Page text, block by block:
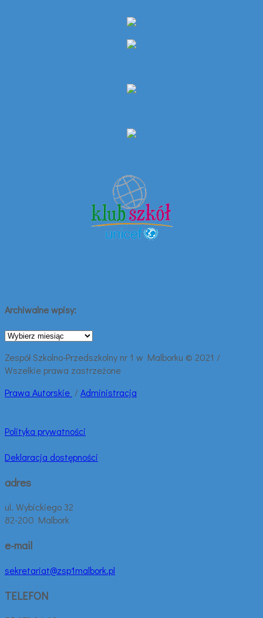
Archiwalne wpisy:
Archiwalne
Zespół Szkolno-Przedszkolny nr 1 w Malborku © 2021 /
Wszelkie prawa zastrzeżone
Prawa Autorskie /Administracja
Polityka prywatności
Deklaracja dostępności
adres
ul. Wybickiego 32
82-200 Malbork
e-mail
sekretariat@zsp1malbork.pl
TELEFON